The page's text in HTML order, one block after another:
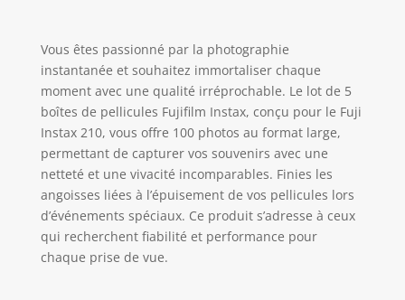
Vous êtes passionné par la photographie
instantanée et souhaitez immortaliser chaque
moment avec une qualité irréprochable. Le lot de 5
boîtes de pellicules Fujifilm Instax, conçu pour le Fuji
Instax 210, vous offre 100 photos au format large,
permettant de capturer vos souvenirs avec une
netteté et une vivacité incomparables. Finies les
angoisses liées à l’épuisement de vos pellicules lors
d’événements spéciaux. Ce produit s’adresse à ceux
qui recherchent fiabilité et performance pour
chaque prise de vue.